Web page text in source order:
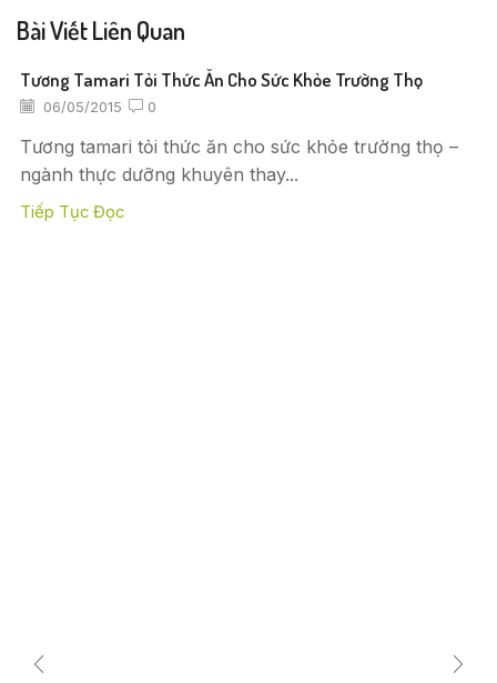
Bài Viết Liên Quan
Tương Tamari Tỏi Thức Ăn Cho Sức Khỏe Trường Thọ
06/05/2015 0
Tương tamari tỏi thức ăn cho sức khỏe trường thọ –
ngành thực dưỡng khuyên thay...
Tiếp Tục Đọc